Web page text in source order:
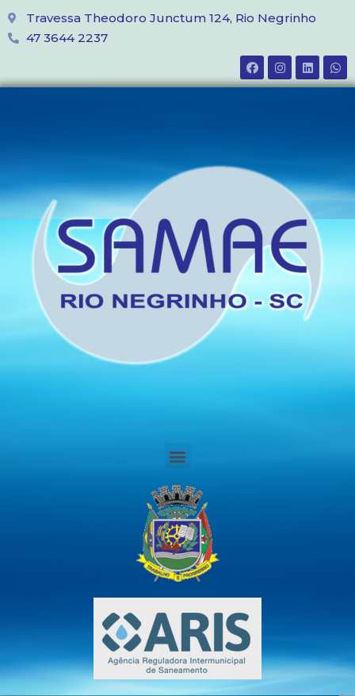
Travessa Theodoro Junctum 124, Rio Negrinho
47 3644 2237